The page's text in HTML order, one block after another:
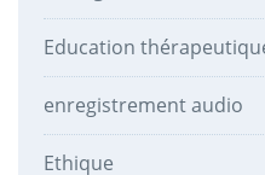
Education
enregistrement audio
Ethique